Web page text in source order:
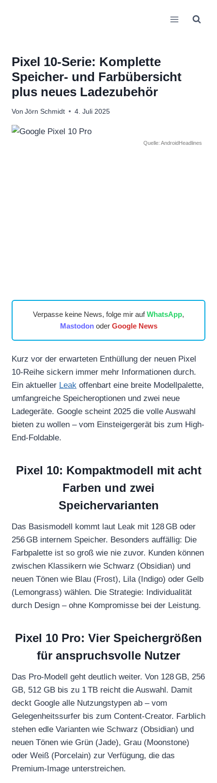
Pixel 10-Serie: Komplette
Speicher- und Farbübersicht
plus neues Ladezubehör
Von Jörn Schmidt 4. Juli 2025
Quelle: AndroidHeadlines
Verpasse keine News, folge mir aufWhatsApp,
Mastodonoder Google News
Kurz vor der erwarteten Enthüllung der neuen Pixel
10-Reihe sickern immer mehr Informationen durch.
Ein aktueller Leak offenbart eine breite Modellpalette,
umfangreiche Speicheroptionen und zwei neue
Ladegeräte. Google scheint 2025 die volle Auswahl
bieten zu wollen – vom Einsteigergerät bis zum High-
End-Foldable.
Pixel 10: Kompaktmodell mit acht
Farben und zwei
Speichervarianten
Das Basismodell kommt laut Leak mit 128 GB oder
256 GB internem Speicher. Besonders auffällig: Die
Farbpalette ist so groß wie nie zuvor. Kunden können
zwischen Klassikern wie Schwarz (Obsidian) und
neuen Tönen wie Blau (Frost), Lila (Indigo) oder Gelb
(Lemongrass) wählen. Die Strategie: Individualität
durch Design – ohne Kompromisse bei der Leistung.
Pixel 10 Pro: Vier Speichergrößen
für anspruchsvolle Nutzer
Das Pro-Modell geht deutlich weiter. Von 128 GB, 256
GB, 512 GB bis zu 1 TB reicht die Auswahl. Damit
deckt Google alle Nutzungstypen ab – vom
Gelegenheitssurfer bis zum Content-Creator. Farblich
stehen edle Varianten wie Schwarz (Obsidian) und
neuen Tönen wie Grün (Jade), Grau (Moonstone)
oder Weiß (Porcelain) zur Verfügung, die das
Premium-Image unterstreichen.